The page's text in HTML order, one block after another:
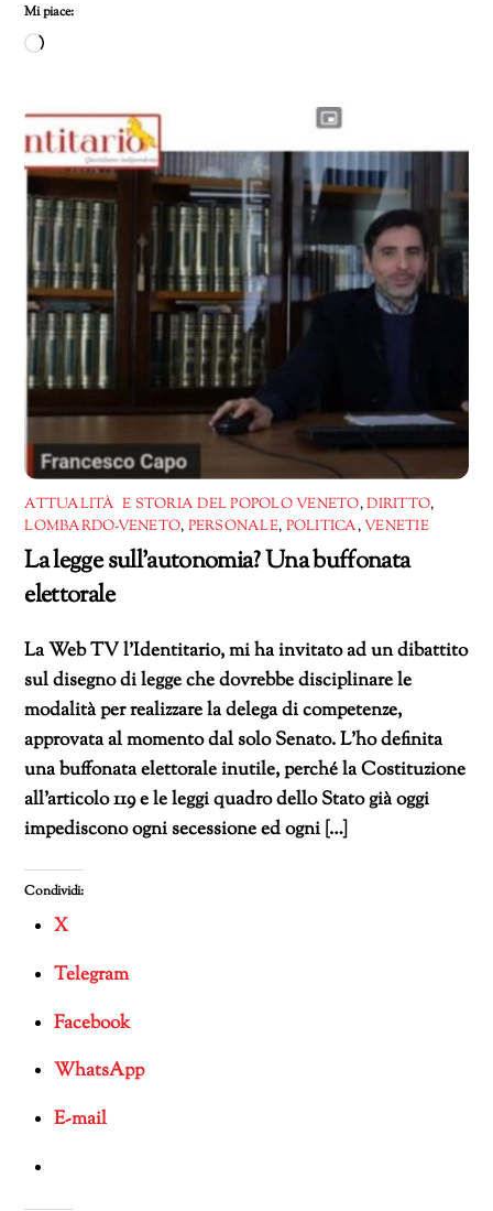
Mi piace:
Caricamento
corso…
ATTUALITÀ E STORIA DEL POPOLO VENETO,DIRITTO,
LOMBARDO-VENETO, PERSONALE, POLITICA,VENETIE
La legge sull’autonomia? Una buffonata
elettorale
La Web TV l’Identitario, mi ha invitato ad un dibattito
sul disegno di legge che dovrebbe disciplinare le
modalità per realizzare la delega di competenze,
approvata al momento dal solo Senato. L’ho definita
una buffonata elettorale inutile, perché la Costituzione
all’articolo 119 e le leggi quadro dello Stato già oggi
impediscono ogni secessione ed ogni […]
Condividi:
X
Telegram
Facebook
WhatsApp
E-mail